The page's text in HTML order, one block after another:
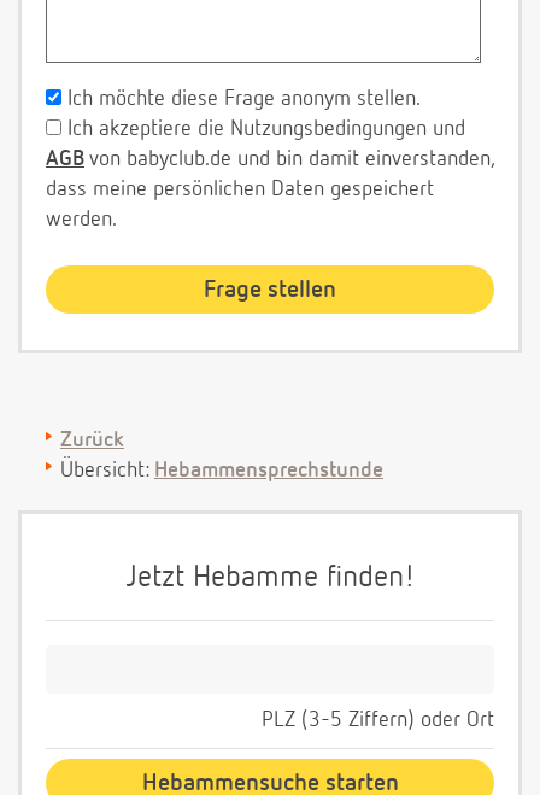
Ich möchte diese Frage anonym stellen.
Ich akzeptiere die Nutzungsbedingungen und
AGB von babyclub.de und bin damit einverstanden,
dass meine persönlichen Daten gespeichert
werden.
Zurück
Übersicht: Hebammensprechstunde
Jetzt Hebamme finden!
PLZ (3-5 Ziffern) oder Ort